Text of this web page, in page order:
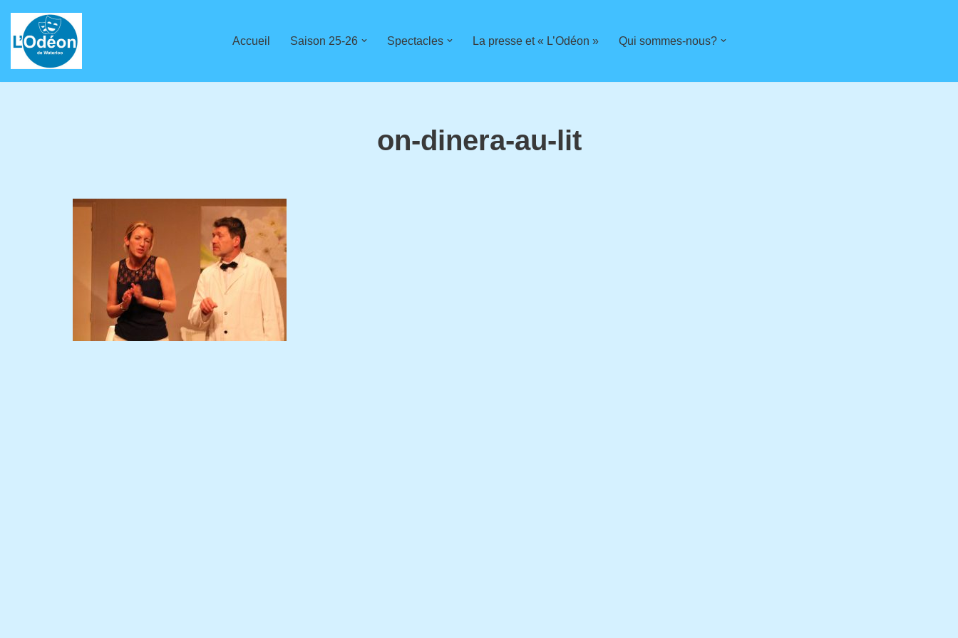
Aller
Accueil Saison 25-26 Spectacles La presse et « L’Odéon » Qui sommes-nous?
on-dinera-au-lit